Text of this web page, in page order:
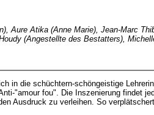
Aure Atika (Anne Marie), Jean-Marc
(Angestellte des Bestatters),
in die schüchtern-schöngeistige
"amour fou". Die Inszenierung findet
Ausdruck zu verleihen. So